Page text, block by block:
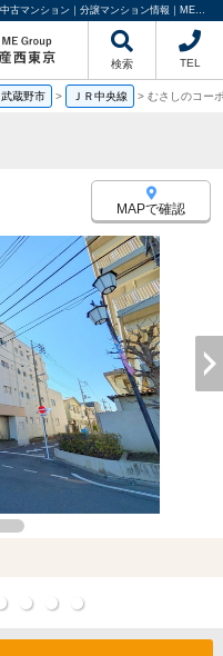
むさしのコーポ 東京都武蔵野市西久保3丁目｜2,699万円の中古マンション｜分譲マンション情報｜ME不動産西東京
検索 TEL
武蔵野市 > ＪＲ中央線 > むさしのコー
MAPで確認